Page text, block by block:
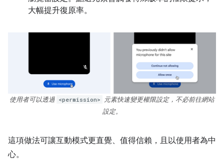
大幅提升復原率。
使用者可以透過 <permission>
元素快速變更權限設定，不必前往網站
設定。
這項做法可讓互動模式更直覺、值得信賴，且以使用者為中
心。